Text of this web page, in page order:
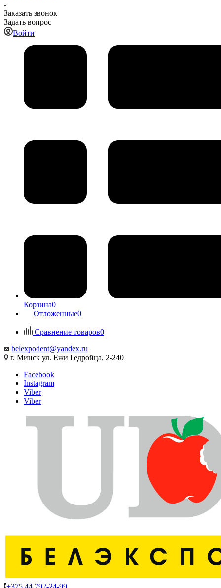
Заказать звонок
Задать вопрос
Войти
Корзина0
Отложенные0
Сравнение товаров0
belexpodent@yandex.ru
г. Минск ул. Ежи Гедройца, 2-240
Facebook
Instagram
Viber
Viber
+375 44 792-24-99